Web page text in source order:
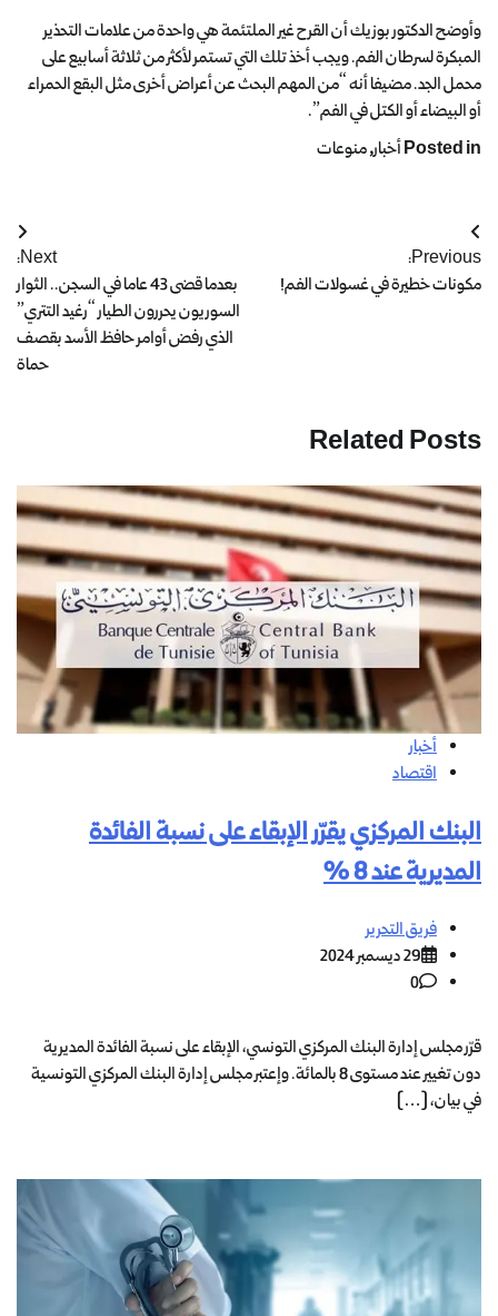
وأوضح الدكتور بوزيك أن القرح غير الملتئمة هي واحدة من علامات التحذير
المبكرة لسرطان الفم. ويجب أخذ تلك التي تستمر لأكثر من ثلاثة أسابيع على
محمل الجد. مضيفا أنه “من المهم البحث عن أعراض أخرى مثل البقع الحمراء
أو البيضاء أو الكتل في الفم”.
Posted inأخبار,منوعات
Previous:
مكونات خطيرة في غسولات الفم!
Next:
بعدما قضى 43 عاما في السجن.. الثوار
السوريون يحررون الطيار “رغيد التتري”
الذي رفض أوامر حافظ الأسد بقصف
حماة
Related Posts
أخبار
اقتصاد
البنك المركزي يقرّر الإبقاء على نسبة الفائدة
المديرية عند 8 %
فريق التحرير
29 ديسمبر 2024
0
قرّر مجلس إدارة البنك المركزي التونسي، الإبقاء على نسبة الفائدة المديرية
دون تغيير عند مستوى 8 بالمائة. وإعتبر مجلس إدارة البنك المركزي التونسية
في بيان، […]